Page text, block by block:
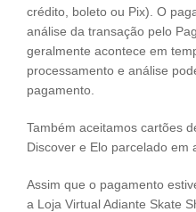
crédito, boleto ou Pix). O
análise da transação pelo
geralmente acontece em
processamento e análise
pagamento.
Também aceitamos cartões
Discover e Elo parcelado em
Assim que o pagamento
a Loja Virtual Adiante Skate